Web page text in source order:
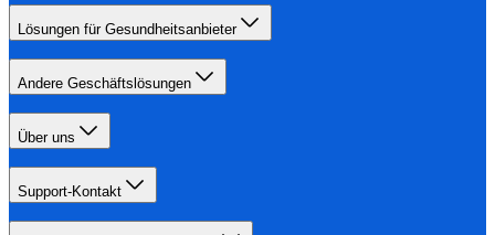
Lösungen für Gesundheitsanbieter
Andere Geschäftslösungen
Über uns
Support-Kontakt